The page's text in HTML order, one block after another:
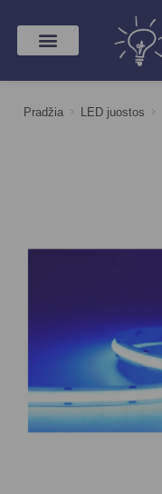
Pradžia > LED juostos >